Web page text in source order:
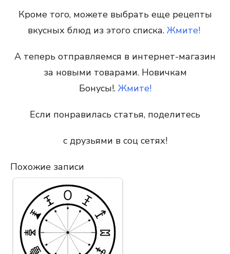
Кроме того, можете выбрать еще рецепты
вкусных блюд из этого списка. Жмите!
А теперь отправляемся в интернет-магазин
за новыми товарами. Новичкам
Бонусы!. Жмите!
Если понравилась статья, поделитесь
с друзьями в соц сетях!
Похожие записи